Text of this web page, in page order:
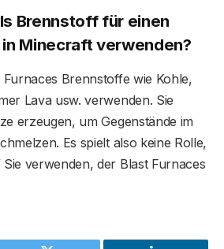
Brennstoff für einen
Minecraft verwenden?
Brennstoffe wie Kohle,
Lava usw. verwenden. Sie
erzeugen, um Gegenstände im
Es spielt also keine Rolle,
verwenden, der Blast Furnaces